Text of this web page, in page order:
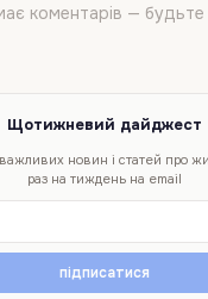
коментарів —
Щотижневий дайджест
новин і статей про
раз на тиждень на email
підписатися